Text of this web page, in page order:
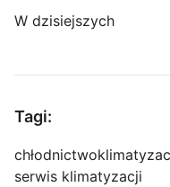
W dzisiejszych
Tagi:
chłodnictwo
serwis klimatyzacji